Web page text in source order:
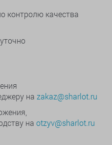
контролю качества
на zakaz@sharlot.ru
на otzyv@sharlot.ru